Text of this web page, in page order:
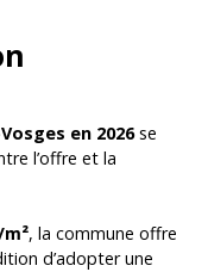
en 2026se
l’offre et la
m², la commune offre
d’adopter une